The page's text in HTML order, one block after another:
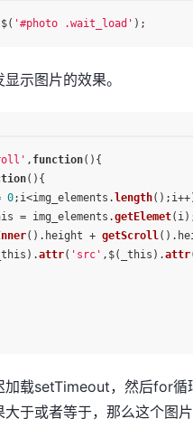
'#photo .wait_load' );
示图片的效果。
, function( ){
( ){
0;i<img_elements. length
= img_elements.getElemet
(). height + getScroll().
attr( 'src' ,$(_this).attr
加载setTimeout，然后for
于或者等于，那么这个图